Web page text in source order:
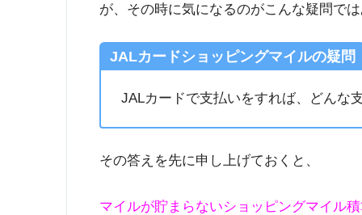
が、その時に気になるのがこんな疑問で
JALカードショッピングマイルの疑問
JALカードで支払いをすれば、どんな
その答えを先に申し上げておくと、
マイルが貯まらないショッピングマイル